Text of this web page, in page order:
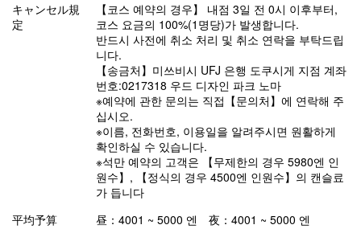
キャンセル規
定
【코스 예약의 경우】 내점 3일 전 0시 이후부터,
코스 요금의 100%(1명당)가 발생합니다.
반드시 사전에 취소 처리 및 취소 연락을 부탁드립
니다.
【송금처】미쓰비시 UFJ 은행 도쿠시게 지점 계좌
번호:0217318 우드 디자인 파크 노마
※예약에 관한 문의는 직접【문의처】에 연락해 주
십시오.
※이름, 전화번호, 이용일을 알려주시면 원활하게
확인하실 수 있습니다.
※석만 예약의 고객은 【무제한의 경우 5980엔 인
원수】, 【정식의 경우 4500엔 인원수】의 캔슬료
가 듭니다
平均予算
昼：4001 ~ 5000 엔 夜：4001 ~ 5000 엔